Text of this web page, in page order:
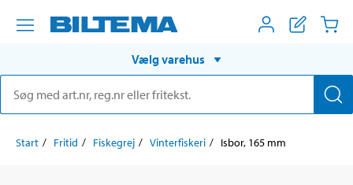
Vælg varehus
Start Fritid Fiskegrej Vinterfiskeri Isbor, 165 mm